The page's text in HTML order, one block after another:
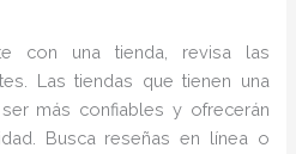
con una tienda, revisa las
Las tiendas que tienen una
más confiables y ofrecerán
Busca reseñas en línea o